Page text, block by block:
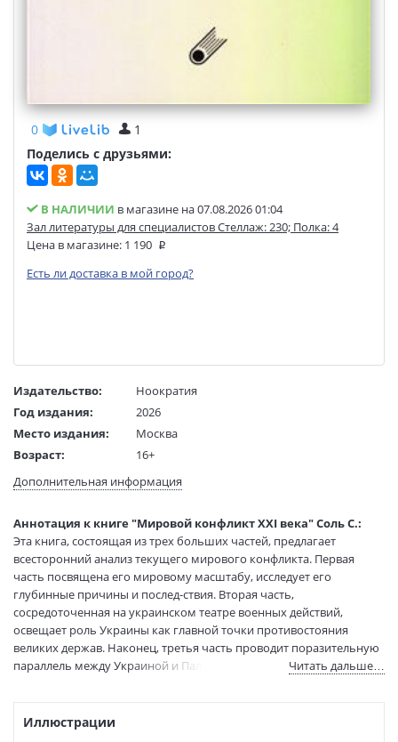
0
1
Поделись с друзьями:
В НАЛИЧИИ в магазине на 07.08.2026 01:04
Зал литературы для специалистов Стеллаж: 230; Полка: 4
Цена в магазине: 1 190
Есть ли доставка в мой город?
Издательство:
Ноократия
Год издания:
2026
Место издания:
Москва
Возраст:
16+
Язык текста:
русский
Тип обложки:
Мягкая обложка
Размеры в мм
(ДхШхВ):
205x140x11
Вес:
230 гр.
Страниц:
192
Тираж:
500 экз.
Код товара:
1259437
Артикул:
69469
В продаже с:
Дополнительная информация
Аннотация к книге "Мировой конфликт XXI века" Соль С.:
Эта книга, состоящая из трех больших частей, предлагает
всесторонний анализ текущего мирового конфликта. Первая
часть посвящена его мировому масштабу, исследует его
глубинные причины и послед-ствия. Вторая часть,
сосредоточенная на украинском театре военных действий,
освещает роль Украины как главной точки противостояния
великих держав. Наконец, третья часть проводит поразительную
параллель между Украиной и Палестиной — двумя очагами
Читать дальше…
Иллюстрации